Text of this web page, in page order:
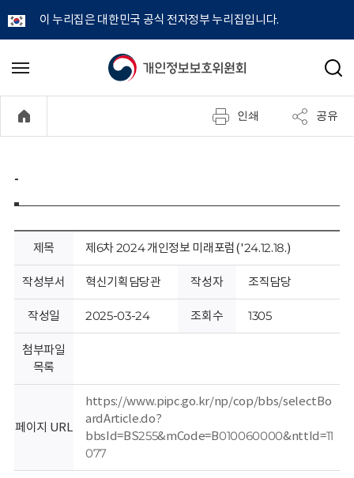
이 누리집은 대한민국 공식 전자정부 누리집입니다.
개
정
보
호
위
원
메
기
검
인쇄 공유
-
제목 제6차 2024 개인정보 미래포럼('24.12.18.)
작성부서 혁신기획담당관 작성자 조직담당
작성일 2025-03-24 조회수 1305
첨부파일
목록
페이지 URL
https://www.pipc.go.kr/np/cop/bbs/selectBo
ardArticle.do?
bbsId=BS255&mCode=B010060000&nttId=11
077